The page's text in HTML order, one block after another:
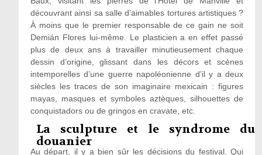
découvrant ainsi sa salle d’aimables tortures artistiques ?
À moins que le premier responsable de ce gain ne soit
Demián Flores lui-même. Le plasticien a en effet passé
plus de deux ans à travailler minutieusement chaque
dessin d’origine, glissant dans les décors et scènes
intemporelles d’une guerre napoléonienne d’il y a deux
siècles les traces de son imaginaire mexicain : figures
mayas, masques et symboles aztèques, silhouettes de
conquistadors ou de gringos en cravate, etc.
La sculpture et le syndrome du
douanier
Au départ, il y a bien sûr les décisions du festival. Qui